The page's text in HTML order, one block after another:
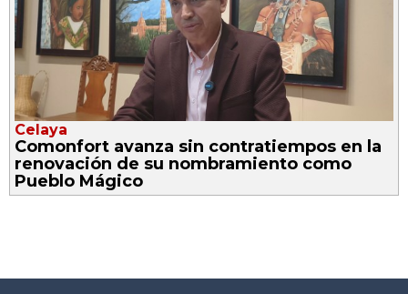
Celaya
Comonfort avanza sin contratiempos en la
renovación de su nombramiento como
Pueblo Mágico